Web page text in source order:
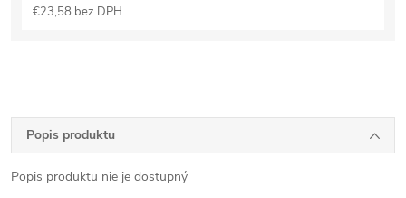
€23,58 bez DPH
Popis produktu
Popis produktu nie je dostupný